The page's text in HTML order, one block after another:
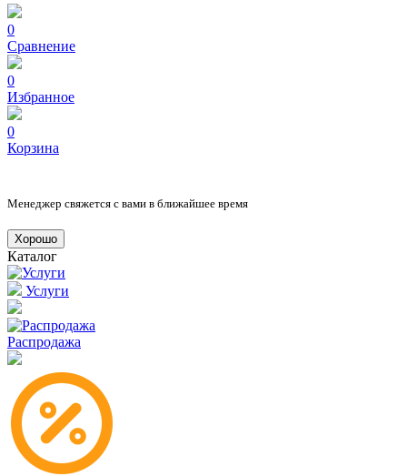
0
Сравнение
0
Избранное
0
Корзина
Менеджер свяжется с вами в ближайшее время
Хорошо
Каталог
Услуги
Распродажа